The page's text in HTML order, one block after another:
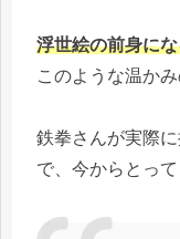
浮世絵の前身に
このような温か
鉄拳さんが実際
で、今からとって